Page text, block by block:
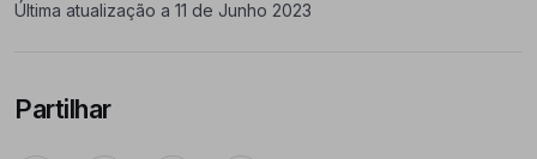
Última atualização a 11 de Junho 2023
Partilhar